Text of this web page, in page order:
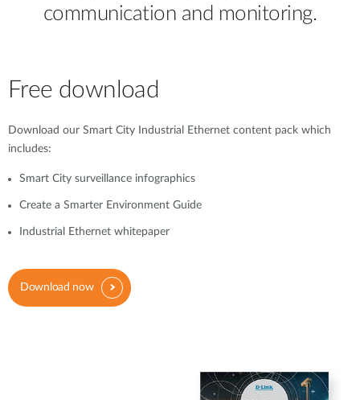
communication and monitoring.
Free download
Download our Smart City Industrial Ethernet content pack which
includes:
Smart City surveillance infographics
Create a Smarter Environment Guide
Industrial Ethernet whitepaper
Download now